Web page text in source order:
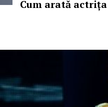
Cum arată